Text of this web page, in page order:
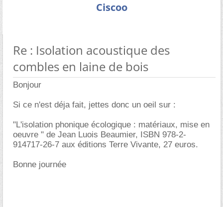
Ciscoo
Re : Isolation acoustique des
combles en laine de bois
Bonjour
Si ce n'est déja fait, jettes donc un oeil sur :
"L'isolation phonique écologique : matériaux, mise en
oeuvre " de Jean Luois Beaumier, ISBN 978-2-
914717-26-7 aux éditions Terre Vivante, 27 euros.
Bonne journée